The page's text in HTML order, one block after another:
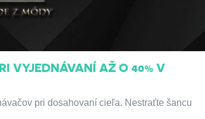
VYJEDNÁVANÍ AŽ O 40% V
pri dosahovaní cieľa. Nestraťte šancu